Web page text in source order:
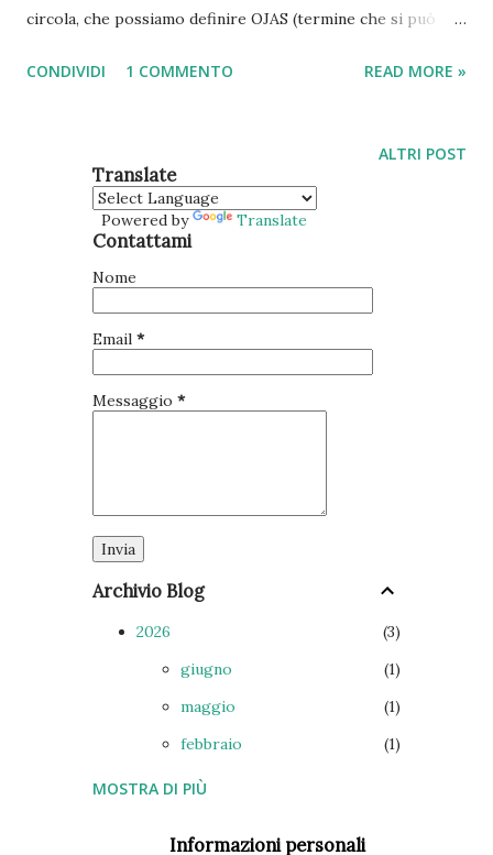
circola, che possiamo definire OJAS (termine che si può
l'esterno. I canali sottili della donna sono invece morbidi ed
ragione della diversa direzione e qualità della circolazione
energetica, la donna ha più facilmente accesso al cakra del
cuore, detto hṛdaya (centro, cuore, mente) cakra. Hṛdaya
CONDIVIDI 1 COMMENTO READ MORE »
ALTRI POST
Translate
Powered by Translate
Contattami
Nome
Email *
Messaggio *
Archivio Blog
2026
3
giugno
1
maggio
1
febbraio
1
2025
ottobre
MOSTRA DI PIÙ
Informazioni personali